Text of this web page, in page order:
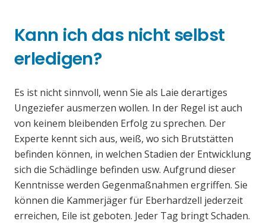
Kann ich das nicht selbst
erledigen?
Es ist nicht sinnvoll, wenn Sie als Laie derartiges
Ungeziefer ausmerzen wollen. In der Regel ist auch
von keinem bleibenden Erfolg zu sprechen. Der
Experte kennt sich aus, weiß, wo sich Brutstätten
befinden können, in welchen Stadien der Entwicklung
sich die Schädlinge befinden usw. Aufgrund dieser
Kenntnisse werden Gegenmaßnahmen ergriffen. Sie
können die Kammerjäger für Eberhardzell jederzeit
erreichen, Eile ist geboten. Jeder Tag bringt Schaden.